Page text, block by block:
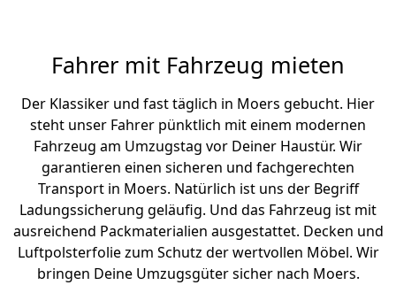
Fahrer mit Fahrzeug mieten
Der Klassiker und fast täglich in Moers gebucht. Hier
steht unser Fahrer pünktlich mit einem modernen
Fahrzeug am Umzugstag vor Deiner Haustür. Wir
garantieren einen sicheren und fachgerechten
Transport in Moers. Natürlich ist uns der Begriff
Ladungssicherung geläufig. Und das Fahrzeug ist mit
ausreichend Packmaterialien ausgestattet. Decken und
Luftpolsterfolie zum Schutz der wertvollen Möbel. Wir
bringen Deine Umzugsgüter sicher nach Moers.